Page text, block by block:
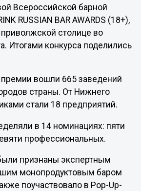
Всероссийской барной
RUSSIAN BAR AWARDS (18+),
столице во
Итогами конкурса поделились
премии вошли 665 заведений
страны. От Нижнего
стали 18 предприятий.
в 14 номинациях: пяти
профессиональных.
признаны экспертным
монопродуктовым баром
поучаствовало в Pop-Up-